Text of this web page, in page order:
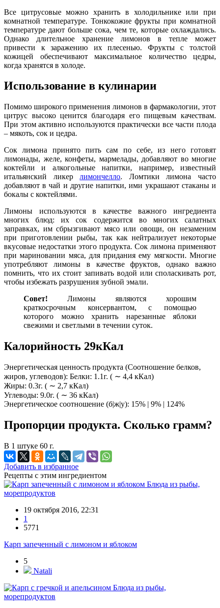
Все цитрусовые можно хранить в холодильнике или при
комнатной температуре. Тонкокожие фрукты при комнатной
температуре дают больше сока, чем те, которые охлаждались.
Однако длительное хранение лимонов в тепле может
привести к заражению их плесенью. Фрукты с толстой
кожицей обеспечивают максимальное количество цедры,
когда хранятся в холоде.
Использование в кулинарии
Помимо широкого применения лимонов в фармакологии, этот
цитрус высоко ценится благодаря его пищевым качествам.
При этом активно используются практически все части плода
– мякоть, сок и цедра.
Сок лимона принято пить сам по себе, из него готовят
лимонады, желе, конфеты, мармелады, добавляют во многие
коктейли и алкогольные напитки, например, известный
итальянский ликерлимончелло. Ломтики лимона часто
добавляют в чай и другие напитки, ими украшают стаканы и
бокалы с коктейлями.
Лимоны используются в качестве важного ингредиента
многих блюд: их сок содержится во многих салатных
заправках, им сбрызгивают мясо или овощи, он незаменим
при приготовлении рыбы, так как нейтрализует некоторые
вкусовые недостатки этого продукта. Сок лимона применяют
при мариновании мяса, для придания ему мягкости. Многие
употребляют лимоны в качестве фруктов, однако важно
помнить, что их стоит запивать водой или споласкивать рот,
чтобы избежать разрушения зубной эмали.
Совет! Лимоны являются хорошим
краткосрочным консервантом, с помощью
которого можно хранить нарезанные яблоки
свежими и светлыми в течении суток.
Калорийность 29кКал
Энергетическая ценность продукта (Соотношение белков,
жиров, углеводов): Белки: 1.1г. ( ∼ 4,4 кКал)
Жиры: 0.3г. ( ∼ 2,7 кКал)
Углеводы: 9.0г. ( ∼ 36 кКал)
Энергетическое соотношение (б|ж|у): 15% | 9% | 124%
Пропорции продукта. Сколько грамм?
В 1 штуке 60 г.
Добавить в избранное
Рецепты с этим ингредиентом
Блюда из рыбы,
морепродуктов
19 октября 2016, 22:31
1
5771
Карп запеченный с лимоном и яблоком
5
Natali
Блюда из рыбы,
морепродуктов